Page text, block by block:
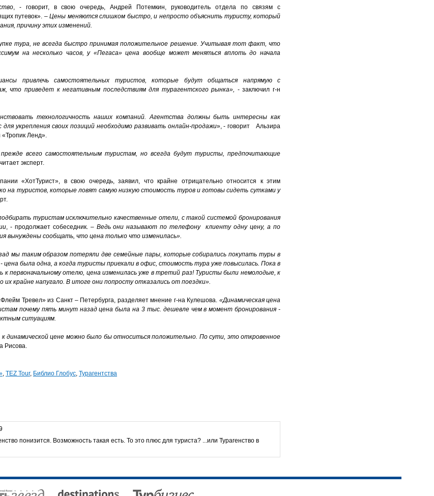
, - говорит, в свою очередь, Андрей Потемкин, руководитель отдела по связям с
путевок». –Цены меняются слишком быстро, и непросто объяснить туристу, который
причину этих изменений.
тура, не всегда быстро принимая положительное решение. Учитывая тот факт, что
на несколько часов, у «Пегаса» цена вообще может меняться вплоть до начала
привлечь самостоятельных туристов, которые будут общаться напрямую с
что приведет к негативным последствиям для турагентского рынка», - заключил г-н
технологичность наших компаний. Агентства должны быть интересны как
укрепления своих позиций необходимо развивать онлайн-продажи», - говорит Альзира
«Тропик Ленд».
всего самостоятельным туристам, но всегда будут туристы, предпочитающие
эксперт.
«ХотТурист», в свою очередь, заявил, что крайне отрицательно относится к этим
на туристов, которые ловят самую низкую стоимость туров и готовы сидеть сутками у
туристам исключительно качественные отели, с такой системой бронирования
, - продолжает собеседник. – Ведь они называют по телефону клиенту одну цену, а по
вынуждены сообщать, что цена только что изменилась».
мы таким образом потеряли две семейные пары, которые собирались покупать туры в
была одна, а когда туристы приехали в офис, стоимость тура уже повысилась. Пока в
к первоначальному отелю, цена изменилась уже в третий раз!Туристы были немолодые, к
крайне напугало. В итоге они попросту отказались от поездки».
Тревел» из Санкт – Петербурга, разделяет мнение г-на Кулешова. «Динамическая цена
почему пять минут назад цена была на 3 тыс. дешевле чем в момент бронирования -
ситуациям.
динамической цене можно было бы относиться положительно. По сути, это откровенное
Рисова.
, TEZ Tour, Библио Глобус, Турагентства
понизится. Возможность такая есть. То это плюс для туриста? ...или Турагенство в